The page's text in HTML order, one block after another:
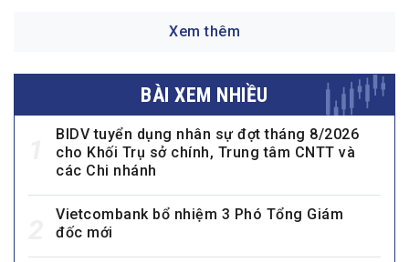
Xem thêm
BÀI XEM NHIỀU
BIDV tuyển dụng nhân sự đợt tháng 8/2026
cho Khối Trụ sở chính, Trung tâm CNTT và
các Chi nhánh
Vietcombank bổ nhiệm 3 Phó Tổng Giám
đốc mới